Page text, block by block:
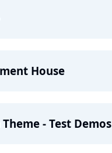
House
- Test Demos